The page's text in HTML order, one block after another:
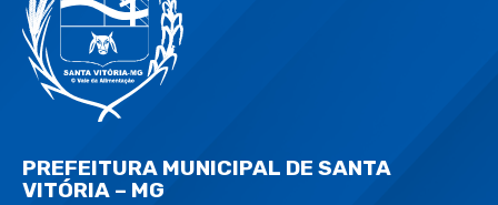
PREFEITURA MUNICIPAL DE SANTA
VITÓRIA – MG